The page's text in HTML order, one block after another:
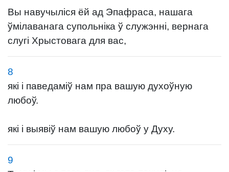
Вы навучыліся ёй ад Эпафраса, нашага
ўмілаванага супольніка ў служэнні, вернага
слугі Хрыстовага для вас,
8
які і паведаміў нам пра вашую духоўную
любоў.
які і выявіў нам вашую любоў у Духу.
9